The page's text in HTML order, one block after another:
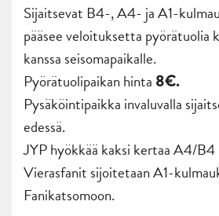
Sijaitsevat B4-, A4- ja A1-
pääsee veloituksetta pyörätuolia
kanssa seisomapaikalle.
Pyörätuolipaikan hinta 8€.
Pysäköintipaikka invaluvalla
edessä.
JYP hyökkää kaksi kertaa A4/
Vierasfanit sijoitetaan A1-
Fanikatsomoon.